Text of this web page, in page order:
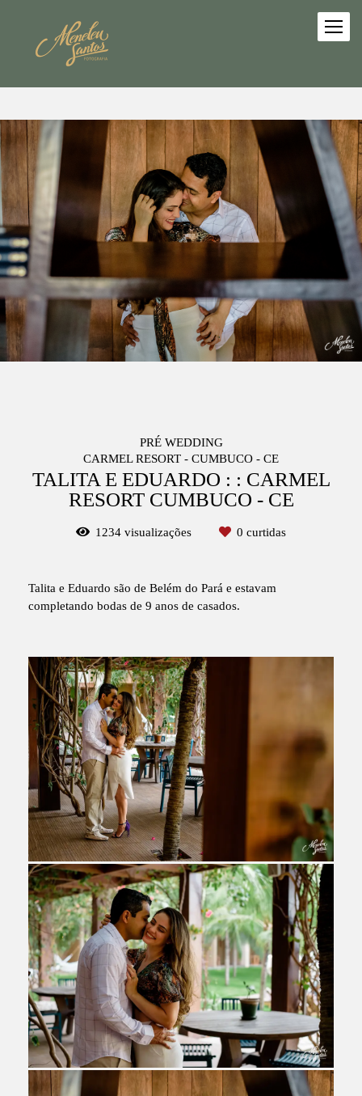
PRÉ WEDDING
CARMEL RESORT - CUMBUCO - CE
TALITA E EDUARDO : : CARMEL
RESORT CUMBUCO - CE
1234 visualizações 0 curtidas
Talita e Eduardo são de Belém do Pará e estavam
completando bodas de 9 anos de casados.